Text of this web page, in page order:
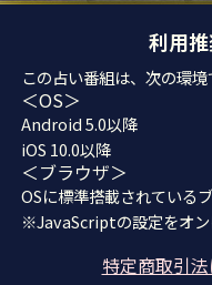
利用
この占い番組は、次の環境
＜OS＞
Android 5.0以降
iOS 10.0以降
＜ブラウザ＞
OSに標準搭載されているブ
※JavaScriptの設定をオン
特定商取引